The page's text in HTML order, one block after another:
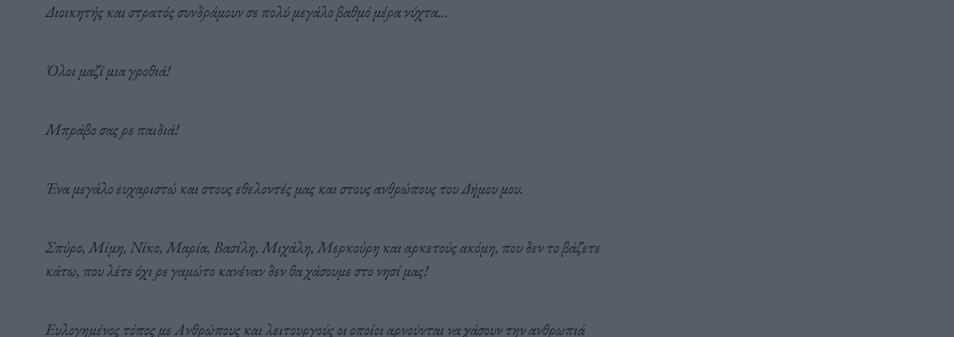
Διοικητής και στρατός συνδράμουν σε πολύ μεγάλο βαθμό μέρα νύχτα…
Όλοι μαζί μια γροθιά!
Μπράβο σας ρε παιδιά!
Ένα μεγάλο ευχαριστώ και στους εθελοντές μας και στους ανθρώπους του Δήμου μου.
Σπύρο, Μίμη, Νίκο, Μαρία, Βασίλη, Μιχάλη, Μερκούρη και αρκετούς ακόμη, που δεν το βάζετε
κάτω, που λέτε όχι ρε γαμώτο κανέναν δεν θα χάσουμε στο νησί μας!
Ευλογημένος τόπος με Ανθρώπους και λειτουργούς οι οποίοι αρνούνται να χάσουν την ανθρωπιά